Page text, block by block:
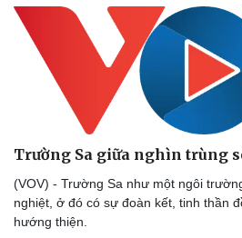
Thông tin doanh nghiệp
Doanh nghiệp 24h
Doanh nhân
Vì cộng đồng
Trường Sa giữa nghìn trùng
(VOV) - Trường Sa như một ngôi
nghiệt, ở đó có sự đoàn kết, tinh thần
hướng thiện.